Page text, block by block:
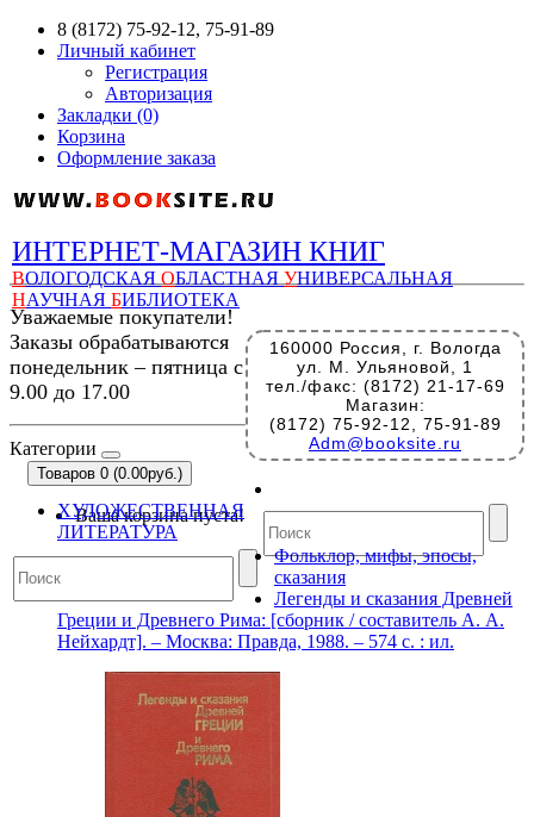
8 (8172) 75-92-12, 75-91-89
Личный кабинет
Регистрация
Авторизация
Закладки (0)
Корзина
Оформление заказа
ИНТЕРНЕТ-МАГАЗИН КНИГ
ВОЛОГОДСКАЯ ОБЛАСТНАЯ УНИВЕРСАЛЬНАЯ
НАУЧНАЯ БИБЛИОТЕКА
160000 Россия, г. Вологда
ул. М. Ульяновой, 1
тел./факс: (8172) 21-17-69
Магазин:
(8172) 75-92-12, 75-91-89
Adm@booksite.ru
Уважаемые покупатели!
Заказы обрабатываются
понедельник – пятница с
9.00 до 17.00
Категории
Товаров 0 (0.00руб.)
Ваша корзина пуста!
ХУДОЖЕСТВЕННАЯ
ЛИТЕРАТУРА
Фольклор, мифы, эпосы,
сказания
Легенды и сказания Древней
Греции и Древнего Рима: [сборник / составитель А. А.
Нейхардт]. – Москва: Правда, 1988. – 574 с. : ил.